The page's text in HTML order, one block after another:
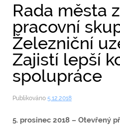
Rada města
pracovní
Železniční
Zajistí lepší
spolupráce
Publikováno 5.12.2018
5. prosinec 2018 – Otevřený